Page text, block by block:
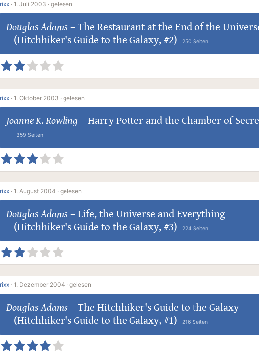
rixx · 1. Juli 2003 · gelesen
Douglas Adams – The Restaurant at the End of the
(Hitchhiker's Guide to the Galaxy, #2)
250 Seiten
rixx · 1. Oktober 2003 · gelesen
Joanne K. Rowling – Harry Potter and the Chamber of
359 Seiten
rixx · 1. August 2004 · gelesen
Douglas Adams – Life, the Universe and Everything
(Hitchhiker's Guide to the Galaxy, #3)
224 Seiten
rixx · 1. Dezember 2004 · gelesen
Douglas Adams – The Hitchhiker's Guide to the Galaxy
(Hitchhiker's Guide to the Galaxy, #1)
216 Seiten